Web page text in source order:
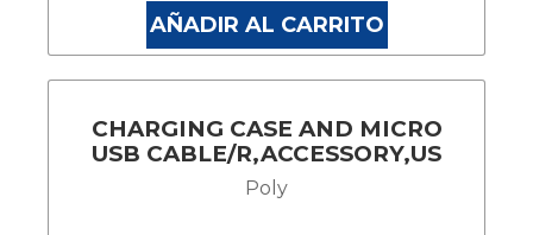
AÑADIR AL CARRITO
CHARGING CASE AND MICRO
USB CABLE/R,ACCESSORY,US
Poly